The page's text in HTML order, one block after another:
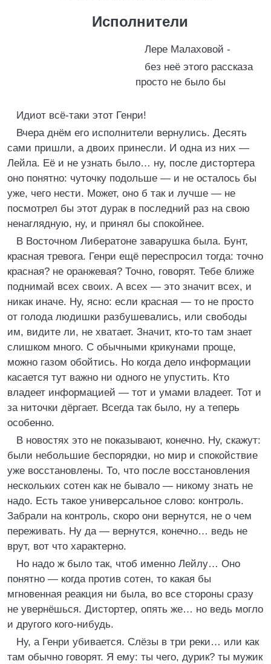
Исполнители
Лере Малаховой -
без неё этого рассказа
просто не было бы
Идиот всё-таки этот Генри!
Вчера днём его исполнители вернулись. Десять
сами пришли, а двоих принесли. И одна из них —
Лейла. Её и не узнать было… ну, после дистортера
оно понятно: чуточку подольше — и не осталось бы
уже, чего нести. Может, оно б так и лучше — не
посмотрел бы этот дурак в последний раз на свою
ненаглядную, ну, и принял бы спокойнее.
В Восточном Либератоне заварушка была. Бунт,
красная тревога. Генри ещё переспросил тогда: точно
красная? не оранжевая? Точно, говорят. Тебе ближе
поднимай всех своих. А всех — это значит всех, и
никак иначе. Ну, ясно: если красная — то не просто
от голода людишки разбушевались, или свободы
им, видите ли, не хватает. Значит, кто-то там знает
слишком много. С обычными крикунами проще,
можно газом обойтись. Но когда дело информации
касается тут важно ни одного не упустить. Кто
владеет информацией — тот и умами владеет. Тот и
за ниточки дёргает. Всегда так было, ну а теперь
особенно.
В новостях это не показывают, конечно. Ну, скажут:
были небольшие беспорядки, но мир и спокойствие
уже восстановлены. То, что после восстановления
нескольких сотен как не бывало — никому знать не
надо. Есть такое универсальное слово: контроль.
Забрали на контроль, скоро они вернутся, не о чем
переживать. Ну да — вернутся, конечно… ведь не
врут, вот что характерно.
Но надо ж было так, чтоб именно Лейлу… Оно
понятно — когда против сотен, то какая бы
мгновенная реакция ни была, во все стороны сразу
не увернёшься. Дистортер, опять же… но ведь могло
и другого кого-нибудь.
Ну, а Генри убивается. Слёзы в три реки… или как
там обычно говорят. Я ему: ты чего, дурик? ты мужик